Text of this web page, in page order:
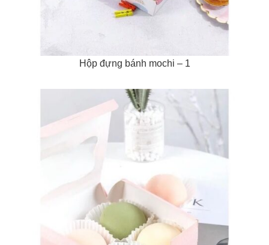
Hộp đựng bánh mochi – 1